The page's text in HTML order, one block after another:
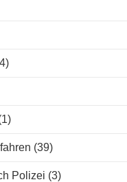
(39)
Polizei (3)